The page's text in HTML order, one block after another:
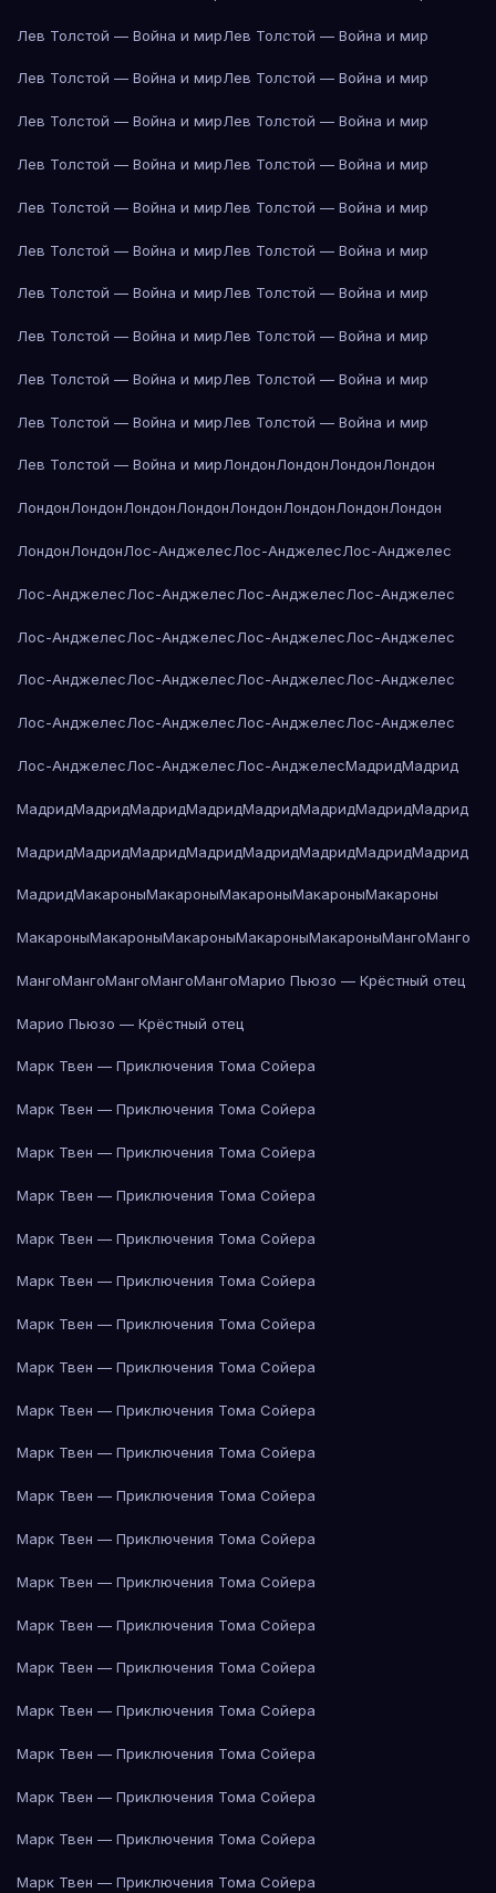
Лев Толстой — Война и мирЛев Толстой — Война и мир
Лев Толстой — Война и мирЛев Толстой — Война и мир
Лев Толстой — Война и мирЛев Толстой — Война и мир
Лев Толстой — Война и мирЛев Толстой — Война и мир
Лев Толстой — Война и мирЛев Толстой — Война и мир
Лев Толстой — Война и мирЛев Толстой — Война и мир
Лев Толстой — Война и мирЛев Толстой — Война и мир
Лев Толстой — Война и мирЛев Толстой — Война и мир
Лев Толстой — Война и мирЛев Толстой — Война и мир
Лев Толстой — Война и мирЛев Толстой — Война и мир
Лев Толстой — Война и мирЛондонЛондонЛондонЛондон
ЛондонЛондонЛондонЛондонЛондонЛондонЛондонЛондон
ЛондонЛондонЛос-АнджелесЛос-АнджелесЛос-Анджелес
Лос-АнджелесЛос-АнджелесЛос-АнджелесЛос-Анджелес
Лос-АнджелесЛос-АнджелесЛос-АнджелесЛос-Анджелес
Лос-АнджелесЛос-АнджелесЛос-АнджелесЛос-Анджелес
Лос-АнджелесЛос-АнджелесЛос-АнджелесЛос-Анджелес
Лос-АнджелесЛос-АнджелесЛос-АнджелесМадридМадрид
МадридМадридМадридМадридМадридМадридМадридМадрид
МадридМадридМадридМадридМадридМадридМадридМадрид
МадридМакароныМакароныМакароныМакароныМакароны
МакароныМакароныМакароныМакароныМакароныМангоМанго
МангоМангоМангоМангоМангоМарио Пьюзо — Крёстный отец
Марио Пьюзо — Крёстный отец
Марк Твен — Приключения Тома Сойера
Марк Твен — Приключения Тома Сойера
Марк Твен — Приключения Тома Сойера
Марк Твен — Приключения Тома Сойера
Марк Твен — Приключения Тома Сойера
Марк Твен — Приключения Тома Сойера
Марк Твен — Приключения Тома Сойера
Марк Твен — Приключения Тома Сойера
Марк Твен — Приключения Тома Сойера
Марк Твен — Приключения Тома Сойера
Марк Твен — Приключения Тома Сойера
Марк Твен — Приключения Тома Сойера
Марк Твен — Приключения Тома Сойера
Марк Твен — Приключения Тома Сойера
Марк Твен — Приключения Тома Сойера
Марк Твен — Приключения Тома Сойера
Марк Твен — Приключения Тома Сойера
Марк Твен — Приключения Тома Сойера
Марк Твен — Приключения Тома Сойера
Марк Твен — Приключения Тома Сойера